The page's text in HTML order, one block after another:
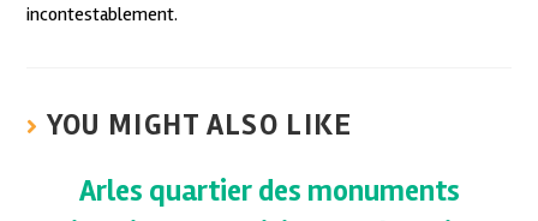
incontestablement.
YOU MIGHT ALSO LIKE
Arles quartier des monuments